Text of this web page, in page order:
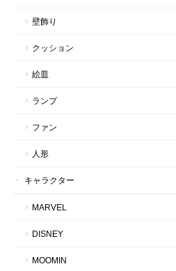
壁飾り
クッション
絵皿
ランプ
ファン
人形
キャラクター
MARVEL
DISNEY
MOOMIN